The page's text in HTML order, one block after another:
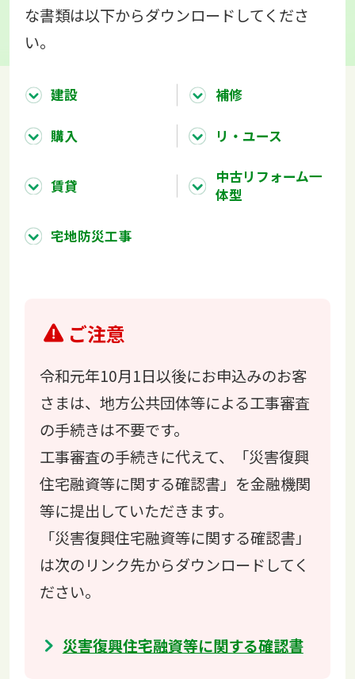
な書類は以下からダウンロードしてくださ
い。
建設 補修
購入 リ・ユース
賃貸
中古リフォーム一
体型
宅地防災工事
ご注意
令和元年10月1日以後にお申込みのお客
さまは、地方公共団体等による工事審査
の手続きは不要です。
工事審査の手続きに代えて、「災害復興
住宅融資等に関する確認書」を金融機関
等に提出していただきます。
「災害復興住宅融資等に関する確認書」
は次のリンク先からダウンロードしてく
ださい。
災害復興住宅融資等に関する確認書